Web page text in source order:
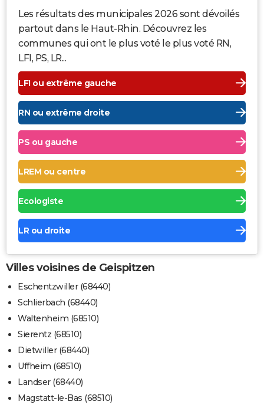
Les résultats des municipales 2026 sont dévoilés
partout dans le Haut-Rhin. Découvrez les
communes qui ont le plus voté le plus voté RN,
LFI, PS, LR...
LFI ou extrême gauche
RN ou extrême droite
PS ou gauche
LREM ou centre
Ecologiste
LR ou droite
Villes voisines de Geispitzen
Eschentzwiller (68440)
Schlierbach (68440)
Waltenheim (68510)
Sierentz (68510)
Dietwiller (68440)
Uffheim (68510)
Landser (68440)
Magstatt-le-Bas (68510)